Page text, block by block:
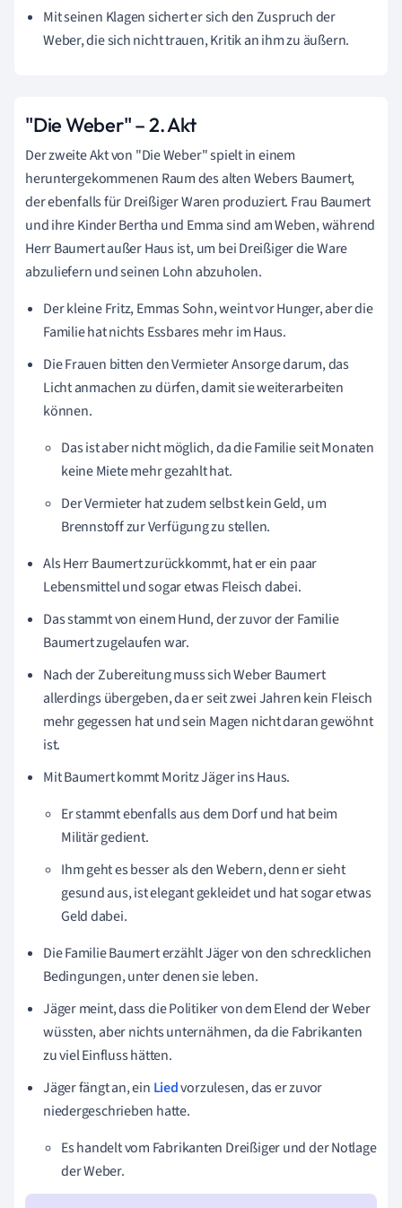
Mit seinen Klagen sichert er sich den Zuspruch der
Weber, die sich nicht trauen, Kritik an ihm zu äußern.
"Die Weber" – 2. Akt
Der zweite Akt von "Die Weber" spielt in einem
heruntergekommenen Raum des alten Webers Baumert,
der ebenfalls für Dreißiger Waren produziert. Frau Baumert
und ihre Kinder Bertha und Emma sind am Weben, während
Herr Baumert außer Haus ist, um bei Dreißiger die Ware
abzuliefern und seinen Lohn abzuholen.
Der kleine Fritz, Emmas Sohn, weint vor Hunger, aber die
Familie hat nichts Essbares mehr im Haus.
Die Frauen bitten den Vermieter Ansorge darum, das
Licht anmachen zu dürfen, damit sie weiterarbeiten
können.
Das ist aber nicht möglich, da die Familie seit Monaten
keine Miete mehr gezahlt hat.
Der Vermieter hat zudem selbst kein Geld, um
Brennstoff zur Verfügung zu stellen.
Als Herr Baumert zurückkommt, hat er ein paar
Lebensmittel und sogar etwas Fleisch dabei.
Das stammt von einem Hund, der zuvor der Familie
Baumert zugelaufen war.
Nach der Zubereitung muss sich Weber Baumert
allerdings übergeben, da er seit zwei Jahren kein Fleisch
mehr gegessen hat und sein Magen nicht daran gewöhnt
ist.
Mit Baumert kommt Moritz Jäger ins Haus.
Er stammt ebenfalls aus dem Dorf und hat beim
Militär gedient.
Ihm geht es besser als den Webern, denn er sieht
gesund aus, ist elegant gekleidet und hat sogar etwas
Geld dabei.
Die Familie Baumert erzählt Jäger von den schrecklichen
Bedingungen, unter denen sie leben.
Jäger meint, dass die Politiker von dem Elend der Weber
wüssten, aber nichts unternähmen, da die Fabrikanten
zu viel Einfluss hätten.
Jäger fängt an, ein Liedvorzulesen, das er zuvor
niedergeschrieben hatte.
Es handelt vom Fabrikanten Dreißiger und der Notlage
der Weber.